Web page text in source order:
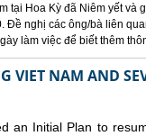
tại Hoa Kỳ đã Niêm yết và
Đề nghị các ông/bà liên
làm việc để biết thêm
VIET NAM AND
an Initial Plan to